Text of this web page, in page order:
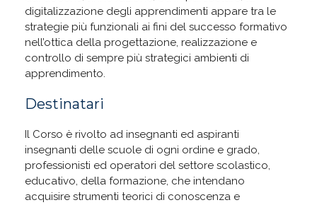
digitalizzazione degli apprendimenti appare tra le
strategie più funzionali ai fini del successo formativo
nell’ottica della progettazione, realizzazione e
controllo di sempre più strategici ambienti di
apprendimento.
Destinatari
Il Corso è rivolto ad insegnanti ed aspiranti
insegnanti delle scuole di ogni ordine e grado,
professionisti ed operatori del settore scolastico,
educativo, della formazione, che intendano
acquisire strumenti teorici di conoscenza e